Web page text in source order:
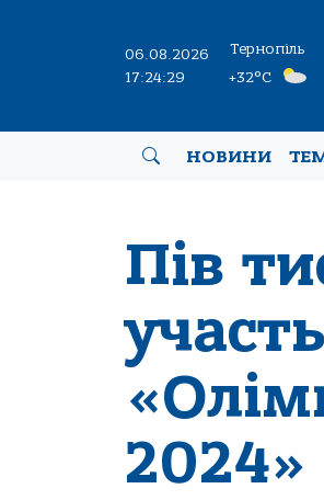
06.08.2026
17:24:30
Тернопіль
+32°C
НОВИНИ
Пів
2024»